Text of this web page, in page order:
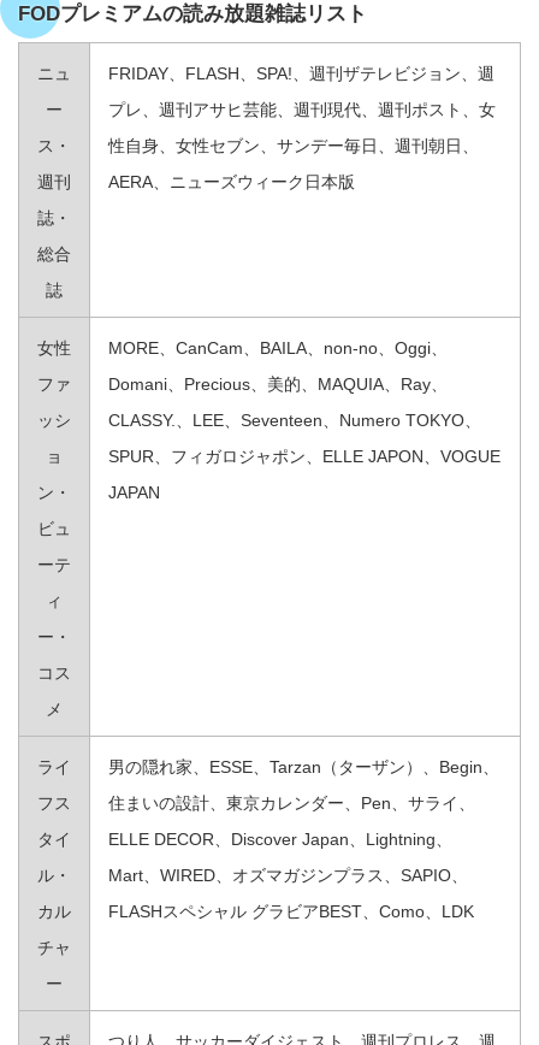
FODプレミアムの読み放題雑誌リスト
ニュ
ー
ス・
週刊
誌・
総合
誌
FRIDAY、FLASH、SPA!、週刊ザテレビジョン、週
プレ、週刊アサヒ芸能、週刊現代、週刊ポスト、女
性自身、女性セブン、サンデー毎日、週刊朝日、
AERA、ニューズウィーク日本版
女性
ファ
ッシ
ョ
ン・
ビュ
ーテ
ィ
ー・
コス
メ
MORE、CanCam、BAILA、non‐no、Oggi、
Domani、Precious、美的、MAQUIA、Ray、
CLASSY.、LEE、Seventeen、Numero TOKYO、
SPUR、フィガロジャポン、ELLE JAPON、VOGUE
JAPAN
ライ
フス
タイ
ル・
カル
チャ
ー
男の隠れ家、ESSE、Tarzan（ターザン）、Begin、
住まいの設計、東京カレンダー、Pen、サライ、
ELLE DECOR、Discover Japan、Lightning、
Mart、WIRED、オズマガジンプラス、SAPIO、
FLASHスペシャル グラビアBEST、Como、LDK